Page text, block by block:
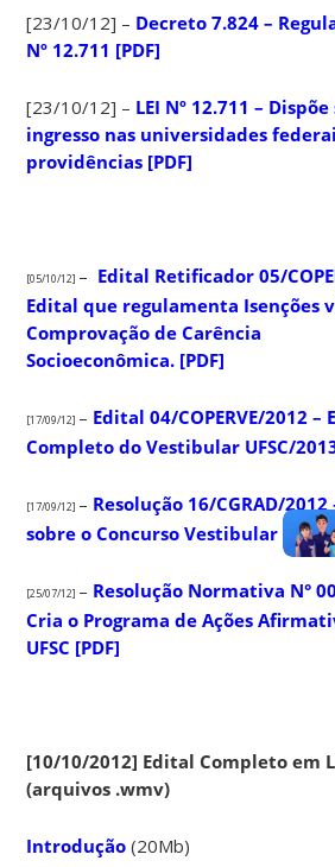
[23/10/12] – Decreto 7.824 –
Nº 12.711 [PDF]
[23/10/12] – LEI Nº 12.711 –
ingresso nas universidades
providências [PDF]
[05/10/12] – Edital Retificador 05/
Edital que regulamenta Isenções
Comprovação de Carência
Socioeconômica. [PDF]
[17/09/12] – Edital 04/COPERVE/2012 –
Completo do Vestibular UFSC/
[17/09/12] – Resolução 16/CGRAD/2012
sobre o Concurso Vestibular
[25/07/12] – Resolução Normativa N°
Cria o Programa de Ações
UFSC [PDF]
[10/10/2012] Edital Completo em
(arquivos .wmv)
Introdução (20Mb)